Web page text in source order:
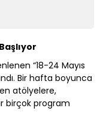
“18-24 Mayıs
Bir hafta boyunca
atölyelere,
birçok program